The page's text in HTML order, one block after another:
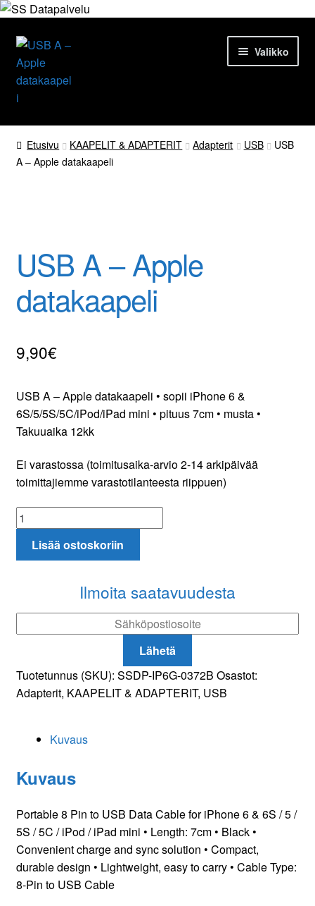
Siirry
navigointiin
Siirry
sisältöön
Valikko
Etusivu
Tuotteet
Yrityksestä
Yhteydenotto
Oma tili
Etusivu KAAPELIT & ADAPTERIT Adapterit USB
USB
A – Apple datakaapeli
USB A – Apple
datakaapeli
9,90€
USB A – Apple datakaapeli • sopii iPhone 6 &
6S/5/5S/5C/iPod/iPad mini • pituus 7cm • musta •
Takuuaika 12kk
Ei varastossa (toimitusaika-arvio 2-14 arkipäivää
toimittajiemme varastotilanteesta riippuen)
USB
A
Lisää ostoskoriin
Ilmoita saatavuudesta
Lähetä
Tuotetunnus (SKU): SSDP-IP6G-0372B Osastot:
Adapterit, KAAPELIT & ADAPTERIT, USB
Kuvaus
Kuvaus
Portable 8 Pin to USB Data Cable for iPhone 6 & 6S / 5 /
5S / 5C / iPod / iPad mini • Length: 7cm • Black •
Convenient charge and sync solution • Compact,
durable design • Lightweight, easy to carry • Cable Type:
8-Pin to USB Cable